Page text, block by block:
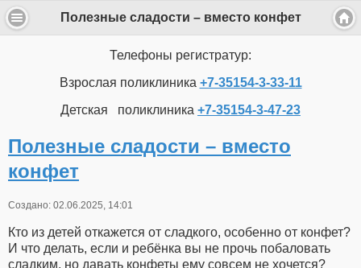
Полезные сладости – вместо конфет
Телефоны регистратур:
Взрослая поликлиника +7-35154-3-33-11
Детская поликлиника +7-35154-3-47-23
Полезные сладости – вместо
конфет
Создано: 02.06.2025, 14:01
Кто из детей откажется от сладкого, особенно от конфет?
И что делать, если и ребёнка вы не прочь побаловать
сладким, но давать конфеты ему совсем не хочется?